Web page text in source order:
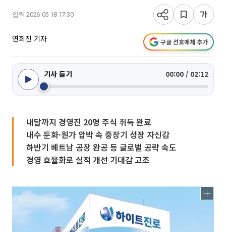
입력 2026-05-18 17:30
연희진 기자 구글 선호매체 추가
기사 듣기 00:00 / 02:12
내달까지 경영진 20명 주식 취득 완료
내수 둔화·원가 압박 속 중장기 성장 자신감
하반기 베트남 공장 완공 등 글로벌 공략 속도
경영 효율화로 실적 개선 기대감 고조